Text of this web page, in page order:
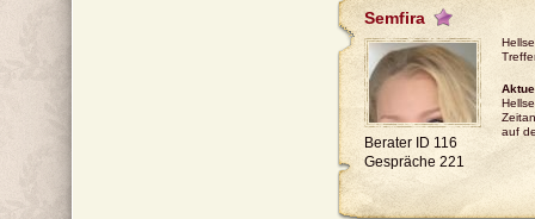
Semfira
Berater ID 116
Gespräche 221
auf